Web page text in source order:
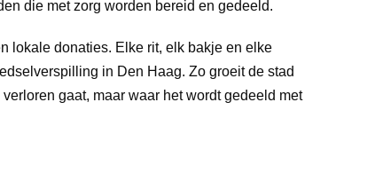
die met zorg worden bereid en gedeeld.
lokale donaties. Elke rit, elk bakje en elke
in Den Haag. Zo groeit de stad
gaat, maar waar het wordt gedeeld met